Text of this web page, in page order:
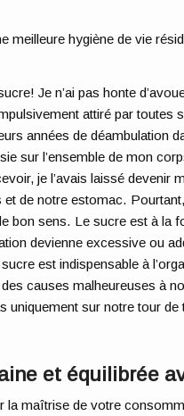
meilleure hygiène de vie
Je n’ai pas honte
attiré par
années de déambulation
sur l’ensemble de mon
je l’avais laissé
de notre estomac.
bon sens. Le sucre est à la
devienne excessive ou
est indispensable à
causes malheureuses à
sur notre tour
et équilibrée
la maîtrise de votre